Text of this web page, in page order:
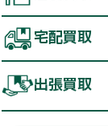
宅配買取
出張買取